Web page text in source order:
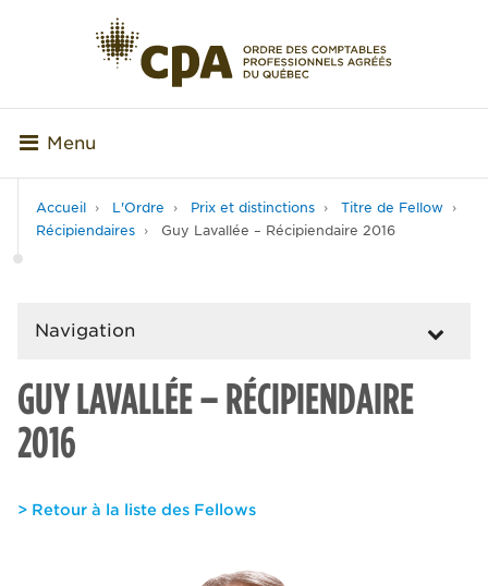
Menu
Accueil L'Ordre Prix et distinctions
Titre de Fellow
Récipiendaires
Guy Lavallée – Récipiendaire 2016
Navigation
GUY LAVALLÉE – RÉCIPIENDAIRE
2016
> Retour à la liste des Fellows